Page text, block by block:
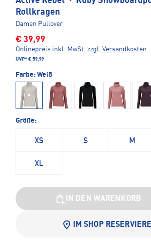
Rollkragen
Damen Pullover
€ 39,99
Onlinepreis inkl. MwSt. zzgl. Versandkosten
UVP* € 59,99
Farbe: Weiß
Größe:
XS S M
XL
IN DEN WARENKORB
IM SHOP